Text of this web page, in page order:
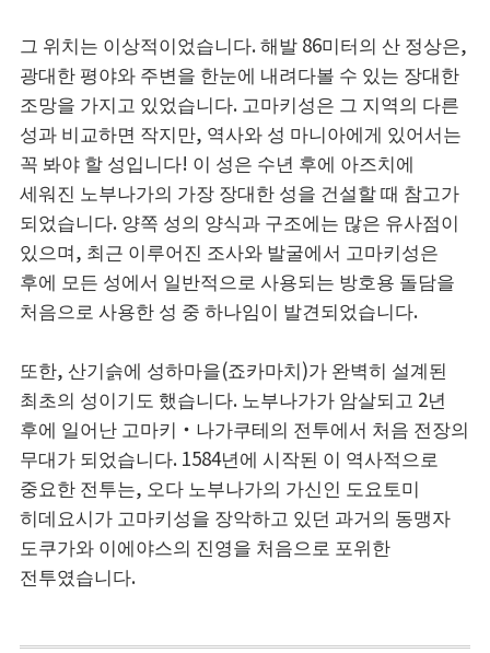
그 위치는 이상적이었습니다. 해발 86미터의 산 정상은,
광대한 평야와 주변을 한눈에 내려다볼 수 있는 장대한
조망을 가지고 있었습니다. 고마키성은 그 지역의 다른
성과 비교하면 작지만, 역사와 성 마니아에게 있어서는
꼭 봐야 할 성입니다! 이 성은 수년 후에 아즈치에
세워진 노부나가의 가장 장대한 성을 건설할 때 참고가
되었습니다. 양쪽 성의 양식과 구조에는 많은 유사점이
있으며, 최근 이루어진 조사와 발굴에서 고마키성은
후에 모든 성에서 일반적으로 사용되는 방호용 돌담을
처음으로 사용한 성 중 하나임이 발견되었습니다.
또한, 산기슭에 성하마을(죠카마치)가 완벽히 설계된
최초의 성이기도 했습니다. 노부나가가 암살되고 2년
후에 일어난 고마키・나가쿠테의 전투에서 처음 전장의
무대가 되었습니다. 1584년에 시작된 이 역사적으로
중요한 전투는, 오다 노부나가의 가신인 도요토미
히데요시가 고마키성을 장악하고 있던 과거의 동맹자
도쿠가와 이에야스의 진영을 처음으로 포위한
전투였습니다.